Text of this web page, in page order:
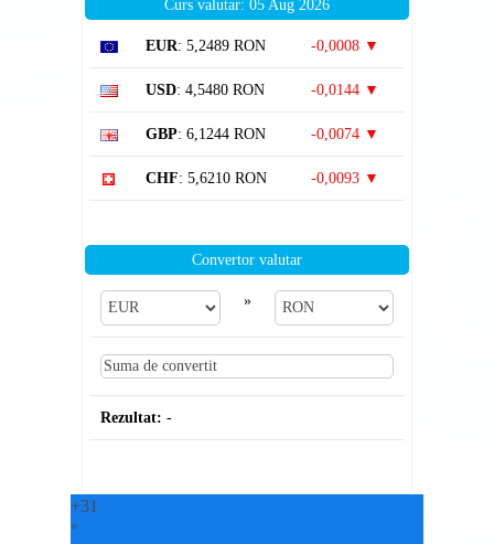
Curs valutar: 05 Aug 2026
EUR: 5,2489 RON -0,0008 ▼
USD: 4,5480 RON -0,0144 ▼
GBP: 6,1244 RON -0,0074 ▼
CHF: 5,6210 RON -0,0093 ▼
Convertor valutar
»
Rezultat: -
+31
°